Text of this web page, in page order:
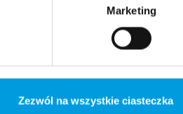
Marketing
Zezwól na wszystkie ciasteczka